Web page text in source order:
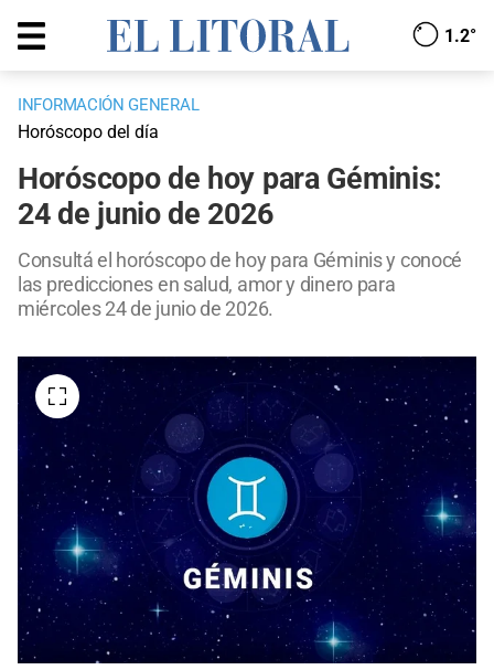
1.2°
INFORMACIÓN GENERAL
Horóscopo del día
Horóscopo de hoy para Géminis:
24 de junio de 2026
Consultá el horóscopo de hoy para Géminis y conocé
las predicciones en salud, amor y dinero para
miércoles 24 de junio de 2026.